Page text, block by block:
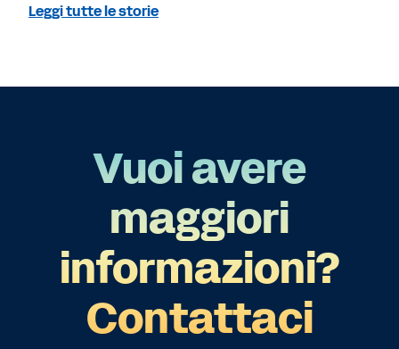
Leggi tutte le storie
Vuoi avere
maggiori
informazioni?
Contattaci